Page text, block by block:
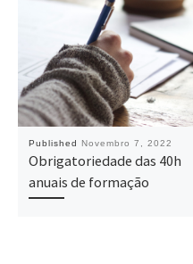
Published Novembro 7, 2022
Obrigatoriedade das 40h
anuais de formação